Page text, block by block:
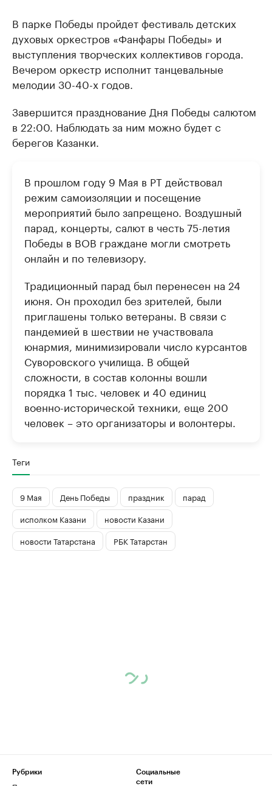
В парке Победы пройдет фестиваль детских
духовых оркестров «Фанфары Победы» и
выступления творческих коллективов города.
Вечером оркестр исполнит танцевальные
мелодии 30-40-х годов.
Завершится празднование Дня Победы салютом
в 22:00. Наблюдать за ним можно будет с
берегов Казанки.
В прошлом году 9 Мая в РТ действовал
режим самоизоляции и посещение
мероприятий было запрещено. Воздушный
парад, концерты, салют в честь 75-летия
Победы в ВОВ граждане могли смотреть
онлайн и по телевизору.
Традиционный парад был перенесен на 24
июня. Он проходил без зрителей, были
приглашены только ветераны. В связи с
пандемией в шествии не участвовала
юнармия, минимизировали число курсантов
Суворовского училища. В общей
сложности, в состав колонны вошли
порядка 1 тыс. человек и 40 единиц
военно-исторической техники, еще 200
человек – это организаторы и волонтеры.
Теги
9 Мая День Победы праздник
парад
исполком Казани
новости Казани
новости Татарстана
РБК Татарстан
Рубрики
Социальные
сети